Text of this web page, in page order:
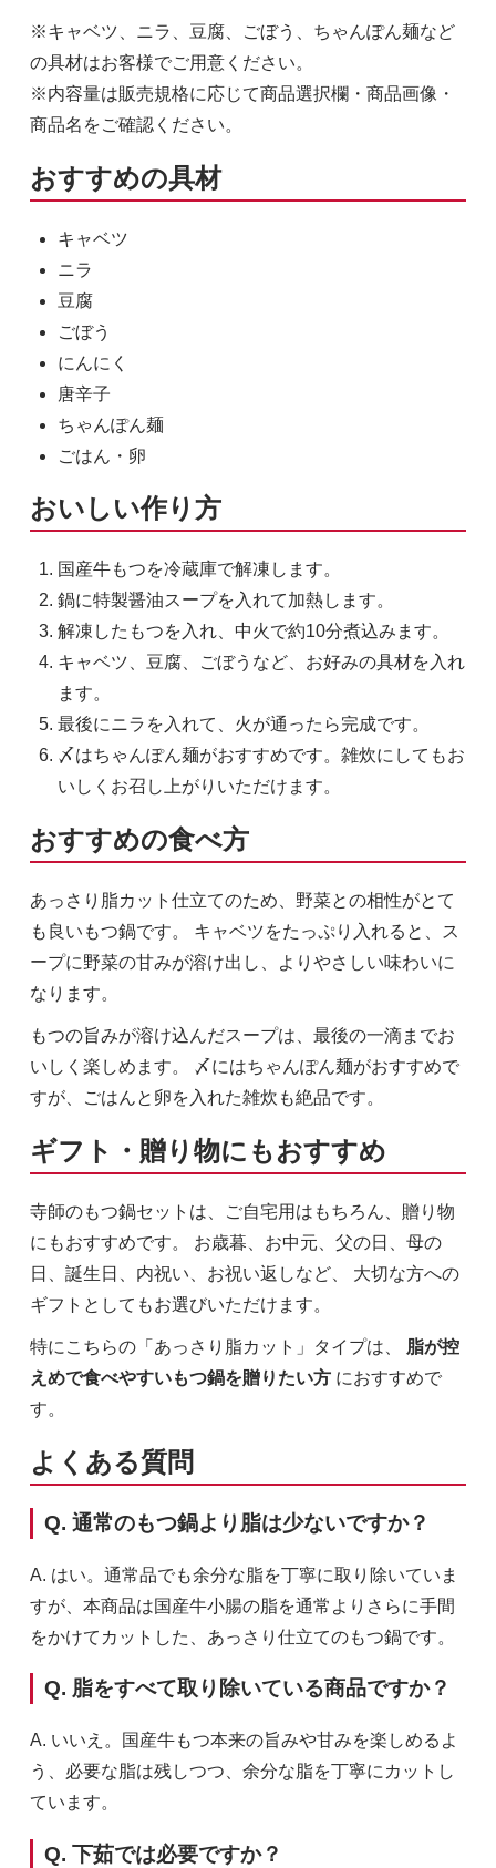
※キャベツ、ニラ、豆腐、ごぼう、ちゃんぽん麺など
の具材はお客様でご用意ください。
※内容量は販売規格に応じて商品選択欄・商品画像・
商品名をご確認ください。
おすすめの具材
キャベツ
ニラ
豆腐
ごぼう
にんにく
唐辛子
ちゃんぽん麺
ごはん・卵
おいしい作り方
国産牛もつを冷蔵庫で解凍します。
鍋に特製醤油スープを入れて加熱します。
解凍したもつを入れ、中火で約10分煮込みます。
キャベツ、豆腐、ごぼうなど、お好みの具材を入れ
ます。
最後にニラを入れて、火が通ったら完成です。
〆はちゃんぽん麺がおすすめです。雑炊にしてもお
いしくお召し上がりいただけます。
おすすめの食べ方
あっさり脂カット仕立てのため、野菜との相性がとて
も良いもつ鍋です。 キャベツをたっぷり入れると、ス
ープに野菜の甘みが溶け出し、よりやさしい味わいに
なります。
もつの旨みが溶け込んだスープは、最後の一滴までお
いしく楽しめます。 〆にはちゃんぽん麺がおすすめで
すが、ごはんと卵を入れた雑炊も絶品です。
ギフト・贈り物にもおすすめ
寺師のもつ鍋セットは、ご自宅用はもちろん、贈り物
にもおすすめです。 お歳暮、お中元、父の日、母の
日、誕生日、内祝い、お祝い返しなど、 大切な方への
ギフトとしてもお選びいただけます。
特にこちらの「あっさり脂カット」タイプは、 脂が控
えめで食べやすいもつ鍋を贈りたい方におすすめで
す。
よくある質問
Q. 通常のもつ鍋より脂は少ないですか？
A. はい。通常品でも余分な脂を丁寧に取り除いていま
すが、本商品は国産牛小腸の脂を通常よりさらに手間
をかけてカットした、あっさり仕立てのもつ鍋です。
Q. 脂をすべて取り除いている商品ですか？
A. いいえ。国産牛もつ本来の旨みや甘みを楽しめるよ
う、必要な脂は残しつつ、余分な脂を丁寧にカットし
ています。
Q. 下茹では必要ですか？
1セット
あっさり脂カット2～3人前